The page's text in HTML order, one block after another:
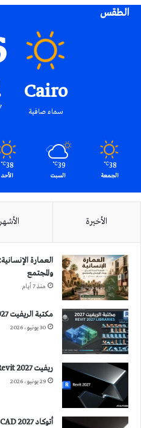
الطقس
Cairo
سماء صافية
38
℃
الجمعة
39
℃
السبت
38
℃
الأحد
الأخيرة الأشهر
العمارة
والمجتمع
منذ 7 أيام
مكتبة الريفيت 2027 – Revit 2027 Libraries
30 يونيو، 2026
ريفيت 2027 Revit
29 يونيو، 2026
أتوكاد 2027 AutoCAD